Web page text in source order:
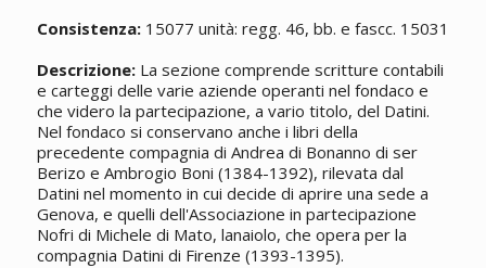
Consistenza:15077 unità: regg. 46, bb. e fascc. 15031
Descrizione:La sezione comprende scritture contabili
e carteggi delle varie aziende operanti nel fondaco e
che videro la partecipazione, a vario titolo, del Datini.
Nel fondaco si conservano anche i libri della
precedente compagnia di Andrea di Bonanno di ser
Berizo e Ambrogio Boni (1384-1392), rilevata dal
Datini nel momento in cui decide di aprire una sede a
Genova, e quelli dell'Associazione in partecipazione
Nofri di Michele di Mato, lanaiolo, che opera per la
compagnia Datini di Firenze (1393-1395).